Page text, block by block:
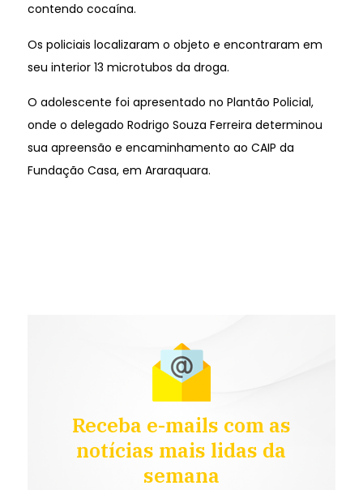
contendo cocaína.
Os policiais localizaram o objeto e encontraram em
seu interior 13 microtubos da droga.
O adolescente foi apresentado no Plantão Policial,
onde o delegado Rodrigo Souza Ferreira determinou
sua apreensão e encaminhamento ao CAIP da
Fundação Casa, em Araraquara.
Receba e-mails com as
notícias mais lidas da
semana